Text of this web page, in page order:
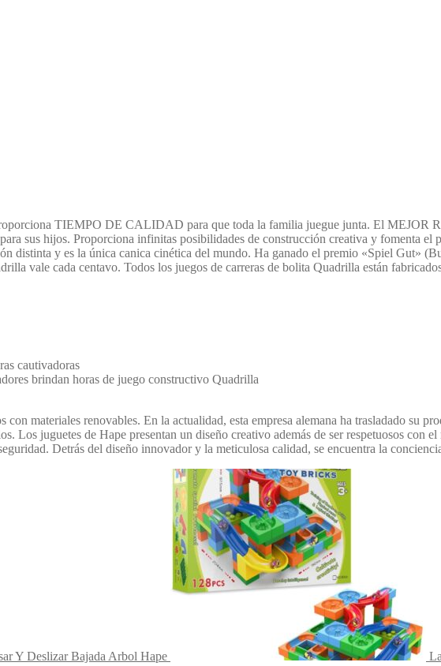
TIEMPO DE CALIDAD para que toda la familia juegue junta. El MEJOR
sus hijos. Proporciona infinitas posibilidades de construcción creativa y fomenta el
distinta y es la única canica cinética del mundo. Ha ganado el premio «Spiel Gut»
vale cada centavo. Todos los juegos de carreras de bolita Quadrilla están
cautivadoras
brindan horas de juego constructivo Quadrilla
materiales renovables. En la actualidad, esta empresa alemana ha trasladado su
Los juguetes de Hape presentan un diseño creativo además de ser respetuosos con
Detrás del diseño innovador y la meticulosa calidad, se encuentra la
Y Deslizar Bajada Arbol Hape